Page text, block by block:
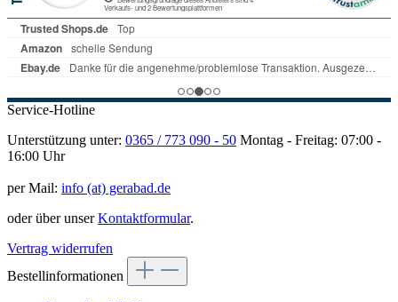
Service-Hotline
Unterstützung unter: 0365 / 773 090 - 50 Montag - Freitag: 07:00 -
16:00 Uhr
per Mail: info (at) gerabad.de
oder über unserKontaktformular.
Vertrag widerrufen
Bestellinformationen